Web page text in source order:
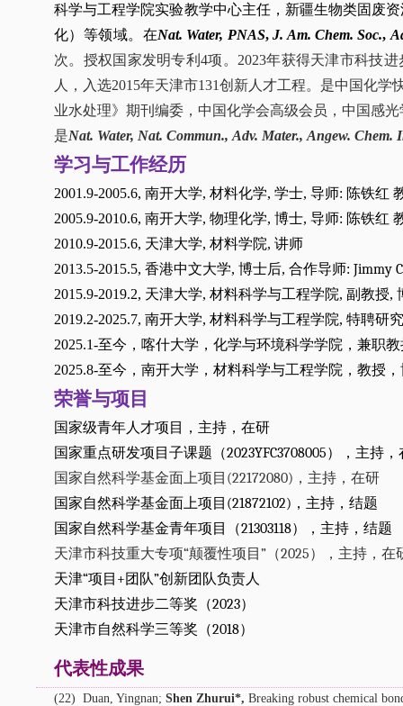
科学与工程学院实验教学中心主任，新疆生物类固废
化） 等领域。在Nat. Water, PNAS,J. Am. Chem. Soc.,
次。授权国家发明专利 4项。2023年获得天津市科技
人
，入选2015年天津市131创新人才工程。是中国化学
业水处理》期刊 编委， 中国化学会高级会员 ， 中国感
是Nat. Water, Nat. Commun., Adv. Mater., Angew. Chem.
学习与工作经历
2001.9-2005.6, 南开大学, 材料化学, 学士, 导师: 陈铁红
2005.9-2010.6, 南开大学, 物理化学, 博士, 导师: 陈铁红
2010.9-2015.6, 天津大学, 材料学院, 讲师
2013.5-2015.5, 香港中文大学, 博士后, 合作导师: Jimmy
2015.9-2019.2, 天津大学, 材料科学与工程学院, 副教授,
2019.2-2025.7, 南开大学, 材料科学与工程学院, 特聘研
2025.1-至今，喀什大学，化学与环境科学学院，兼职
2025.8-至今，南开大学，材料科学与工程学院，教授，
荣誉与项目
国家级青年人才项目，主持，在研
国家重点研发项目子课题（2023YFC3708005），主持，
国家自然科学基金面上项目(22172080) ，主持，在研
国家自然科学基金面上项目(21872102) ，主持，结题
国家自然科学基金青年项目（21303118），主持，结题
天津市科技重大专项“颠覆性项目”（2025），主持，在
天津“项目+团队”创新团队负责人
天津市科技进步二等奖（2023）
天津市自然科学三等奖（2018）
代表性成果
(22) Duan, Yingnan; Shen Zhurui*, Breaking robust chemical